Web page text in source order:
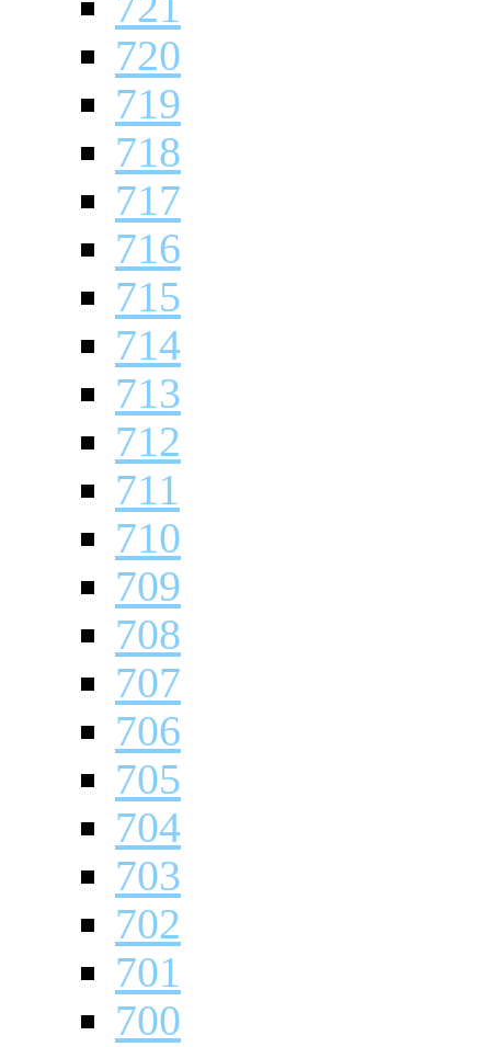
720
719
718
717
716
715
714
713
712
711
710
709
708
707
706
705
704
703
702
701
700